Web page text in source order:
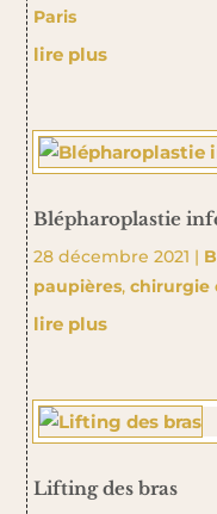
Paris
lire plus
Blépharoplastie
28 décembre 2021 |
paupières, chirurgie
lire plus
Lifting des bras